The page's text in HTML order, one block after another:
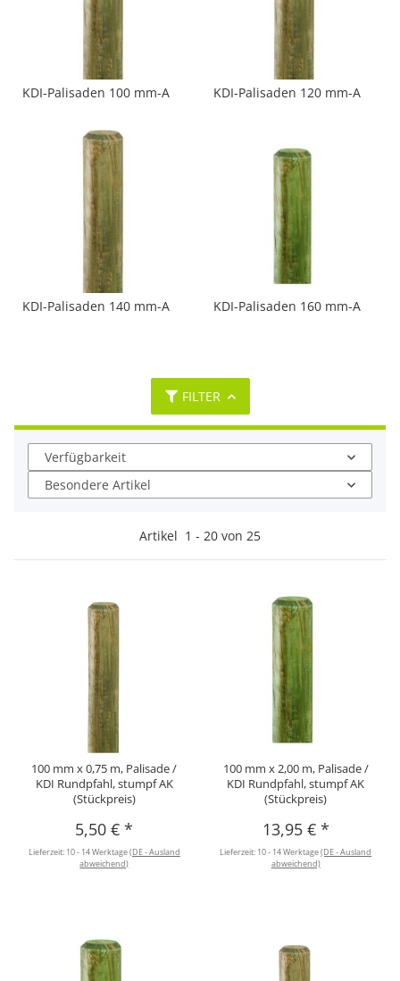
KDI-Palisaden 100 mm-A KDI-Palisaden 120 mm-A
KDI-Palisaden 140 mm-A KDI-Palisaden 160 mm-A
FILTER
Verfügbarkeit
Besondere Artikel
Artikel 1 - 20 von 25
100 mm x 0,75 m, Palisade /
KDI Rundpfahl, stumpf AK
(Stückpreis)
5,50 €*
Lieferzeit: 10 - 14 Werktage(DE - Ausland
abweichend)
100 mm x 2,00 m, Palisade /
KDI Rundpfahl, stumpf AK
(Stückpreis)
13,95 € *
Lieferzeit: 10 - 14 Werktage(DE - Ausland
abweichend)